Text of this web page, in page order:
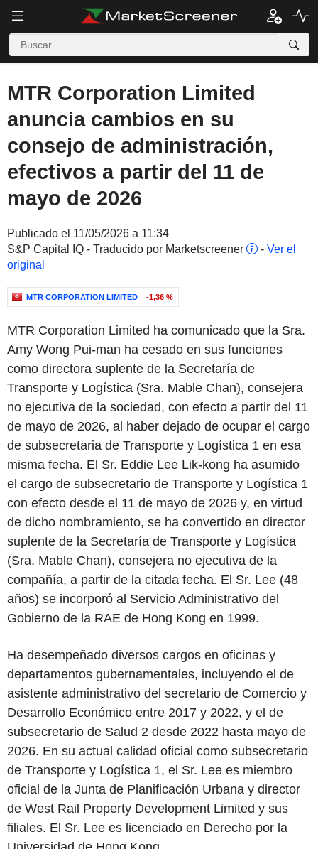
MTR Corporation Limited
anuncia cambios en su
consejo de administración,
efectivos a partir del 11 de
mayo de 2026
Publicado el 11/05/2026 a 11:34
S&P Capital IQ - Traducido por Marketscreener
- Ver el
original
MTR CORPORATION LIMITED -1,36 %
MTR Corporation Limited ha comunicado que la Sra.
Amy Wong Pui-man ha cesado en sus funciones
como directora suplente de la Secretaría de
Transporte y Logística (Sra. Mable Chan), consejera
no ejecutiva de la sociedad, con efecto a partir del 11
de mayo de 2026, al haber dejado de ocupar el cargo
de subsecretaria de Transporte y Logística 1 en esa
misma fecha. El Sr. Eddie Lee Lik-kong ha asumido
el cargo de subsecretario de Transporte y Logística 1
con efecto desde el 11 de mayo de 2026 y, en virtud
de dicho nombramiento, se ha convertido en director
suplente de la Secretaría de Transporte y Logística
(Sra. Mable Chan), consejera no ejecutiva de la
compañía, a partir de la citada fecha. El Sr. Lee (48
años) se incorporó al Servicio Administrativo del
Gobierno de la RAE de Hong Kong en 1999.
Ha desempeñado diversos cargos en oficinas y
departamentos gubernamentales, incluyendo el de
asistente administrativo del secretario de Comercio y
Desarrollo Económico entre 2017 y 2022, y el de
subsecretario de Salud 2 desde 2022 hasta mayo de
2026. En su actual calidad oficial como subsecretario
de Transporte y Logística 1, el Sr. Lee es miembro
oficial de la Junta de Planificación Urbana y director
de West Rail Property Development Limited y sus
filiales. El Sr. Lee es licenciado en Derecho por la